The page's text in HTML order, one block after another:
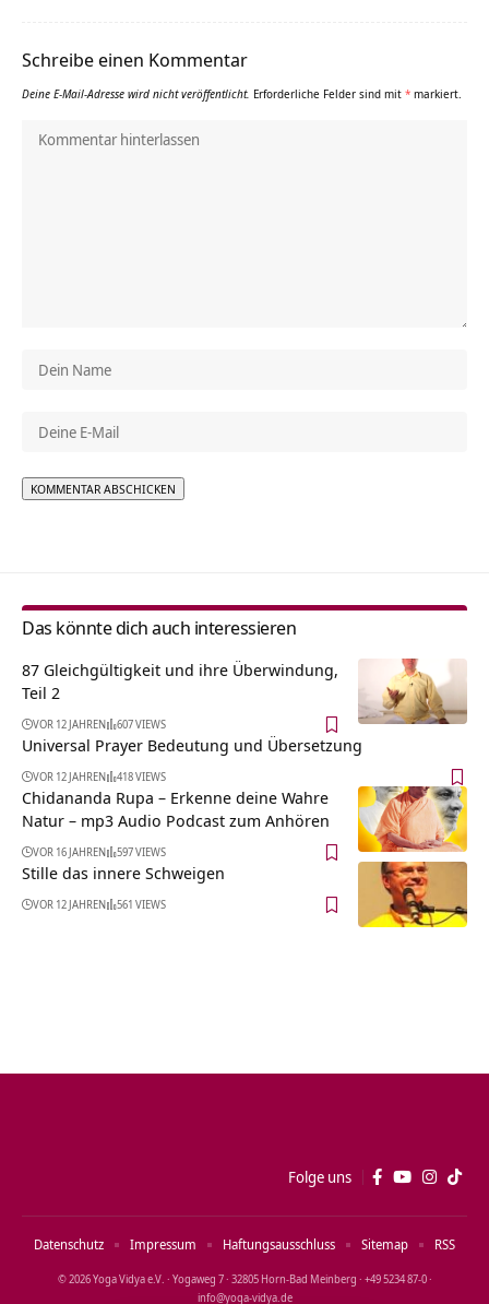
Schreibe einen Kommentar
Deine E-Mail-Adresse wird nicht veröffentlicht. Erforderliche Felder sind mit * markiert.
Das könnte dich auch interessieren
87 Gleichgültigkeit und ihre Überwindung,
Teil 2
VOR 12 JAHREN 607 VIEWS
Universal Prayer Bedeutung und Übersetzung
VOR 12 JAHREN 418 VIEWS
Chidananda Rupa – Erkenne deine Wahre
Natur – mp3 Audio Podcast zum Anhören
VOR 16 JAHREN 597 VIEWS
Stille das innere Schweigen
VOR 12 JAHREN 561 VIEWS
Folge uns
© 2026 Yoga Vidya e.V. · Yogaweg 7 · 32805 Horn‑Bad Meinberg · +49 5234 87‑0 ·
info@yoga‑vidya.de
Datenschutz Impressum Haftungsausschluss Sitemap RSS